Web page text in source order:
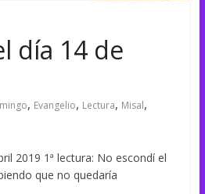
día 14 de
, Evangelio, Lectura, Misal,
2019 1ª lectura: No escondí el
que no quedaría